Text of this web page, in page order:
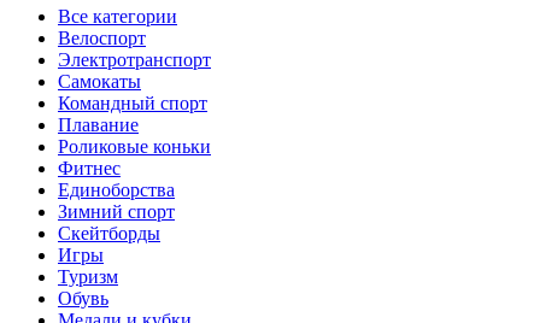
Все категории
Велоспорт
Электротранспорт
Самокаты
Командный спорт
Плавание
Роликовые коньки
Фитнес
Единоборства
Зимний спорт
Скейтборды
Игры
Туризм
Обувь